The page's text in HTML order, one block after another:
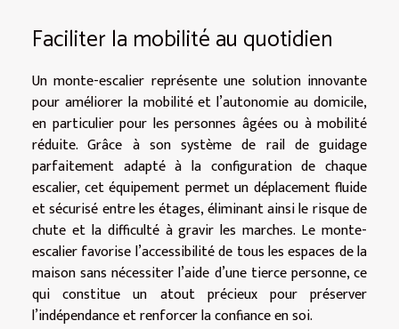
Faciliter la mobilité au quotidien
Un monte-escalier représente une solution innovante
pour améliorer la mobilité et l’autonomie au domicile,
en particulier pour les personnes âgées ou à mobilité
réduite. Grâce à son système de rail de guidage
parfaitement adapté à la configuration de chaque
escalier, cet équipement permet un déplacement fluide
et sécurisé entre les étages, éliminant ainsi le risque de
chute et la difficulté à gravir les marches. Le monte-
escalier favorise l’accessibilité de tous les espaces de la
maison sans nécessiter l’aide d’une tierce personne, ce
qui constitue un atout précieux pour préserver
l’indépendance et renforcer la confiance en soi.